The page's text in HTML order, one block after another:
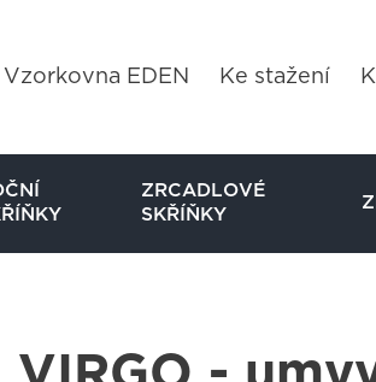
Vzorkovna EDEN Ke stažení
ZRCADLOVÉ
SKŘÍŇKY